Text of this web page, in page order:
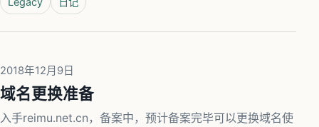
2018年12月9日
域名更换准备
入手reimu.net.cn，备案中，预计备案完毕可以更换域名使